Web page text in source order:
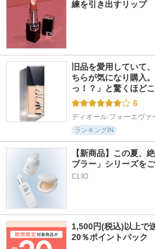
練を引き出すリップ
旧品を愛用していて
ちらが気になり購入
っ！？」と驚くほど
6
ディオール フォーエヴァ
ランキングIN
【新商品】この夏、
ブラー」シリーズをご
CLIO
1,500円(税込)以上で
20％ポイントバック